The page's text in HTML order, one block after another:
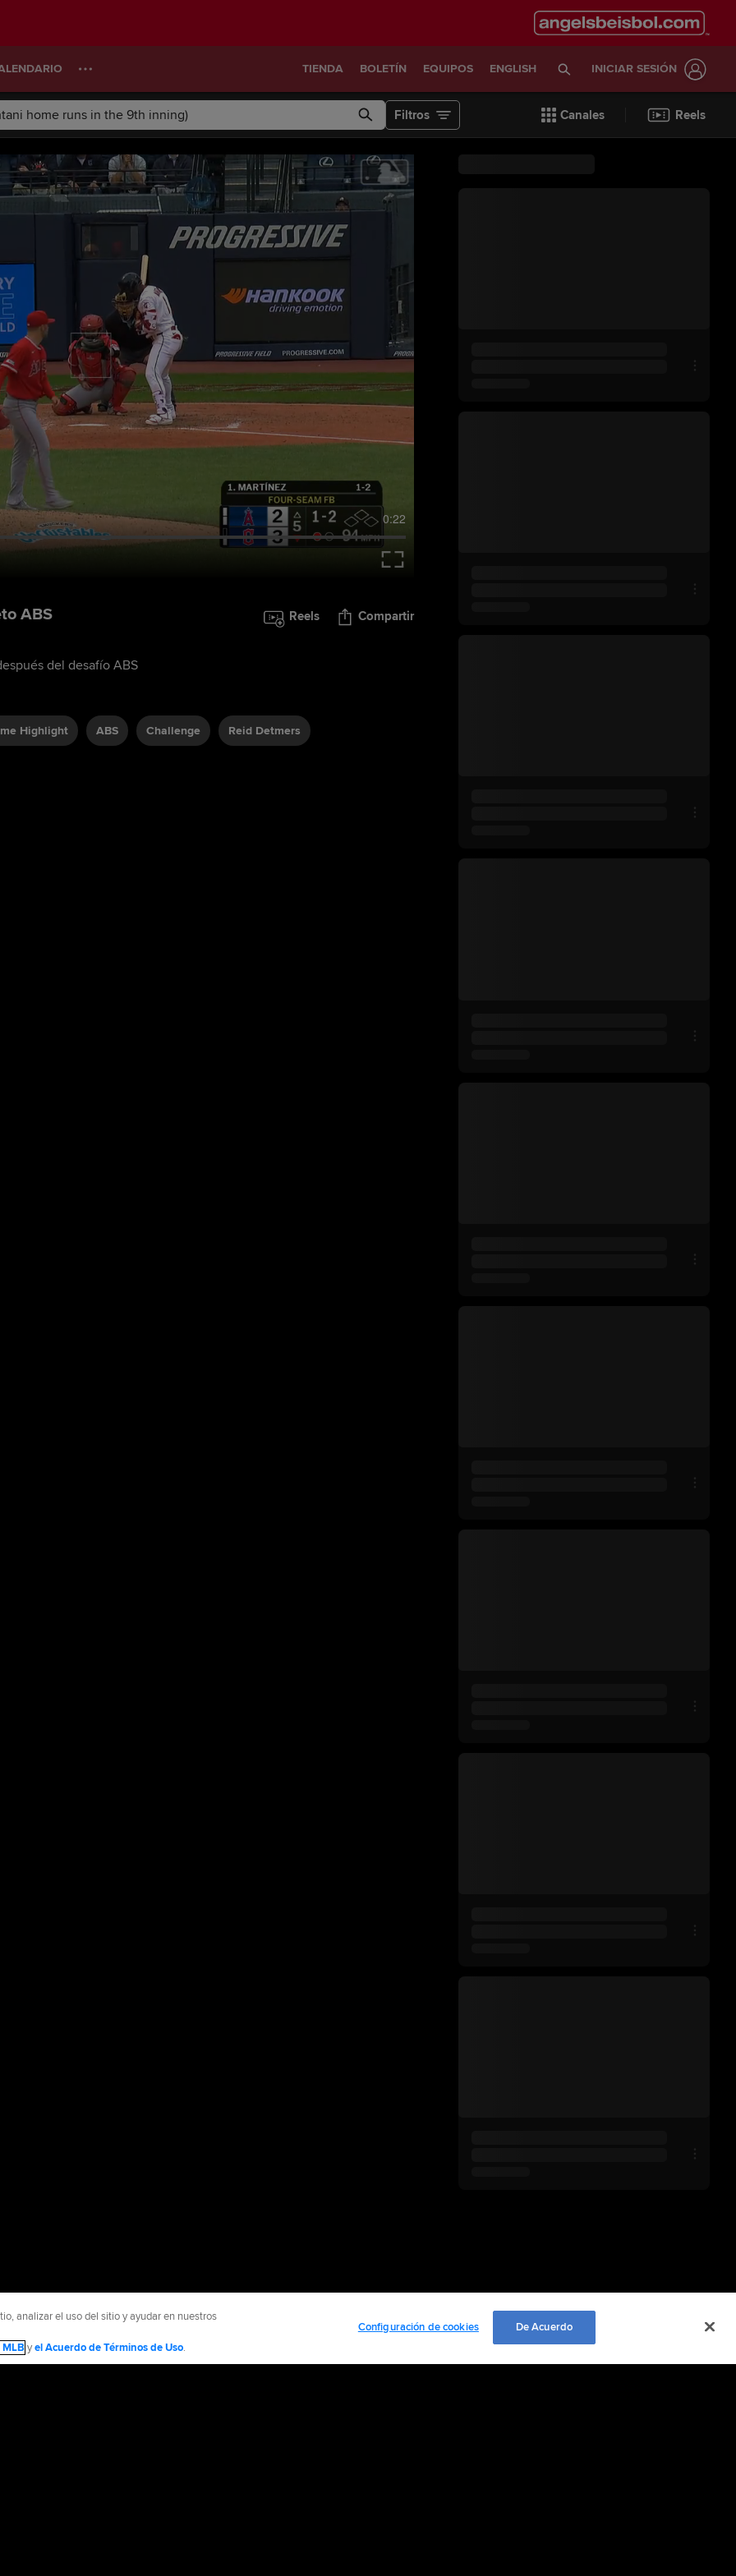
TIENDA BOLETÍN EQUIPOS ENGLISH INICIAR SESIÓN
Filtros Canales Reels
0:22
ABS Reels Compartir
del desafío ABS
Highlight ABS Challenge Reid Detmers
analizar el uso del sitio y ayudar en nuestros
yel Acuerdo de Términos de Uso.
Configuración de cookies De Acuerdo